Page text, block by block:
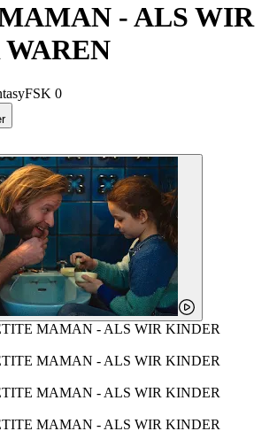
- ALS WIR
FSK 0